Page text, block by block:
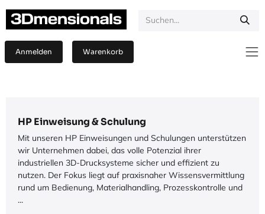
Anmelden Warenkorb
HP Einweisung & Schulung
Mit unseren HP Einweisungen und Schulungen unterstützen
wir Unternehmen dabei, das volle Potenzial ihrer
industriellen 3D-Drucksysteme sicher und effizient zu
nutzen. Der Fokus liegt auf praxisnaher Wissensvermittlung
rund um Bedienung, Materialhandling, Prozesskontrolle und
...